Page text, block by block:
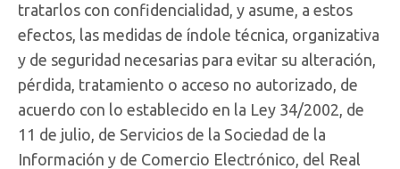
tratarlos con confidencialidad, y asume, a estos
efectos, las medidas de índole técnica, organizativa
y de seguridad necesarias para evitar su alteración,
pérdida, tratamiento o acceso no autorizado, de
acuerdo con lo establecido en la Ley 34/2002, de
11 de julio, de Servicios de la Sociedad de la
Información y de Comercio Electrónico, del Real